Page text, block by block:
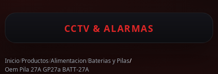
CCTV & ALARMAS
Inicio/Productos/Alimentacion/Baterias y Pilas/
Oem Pila 27A GP27a BATT-27A